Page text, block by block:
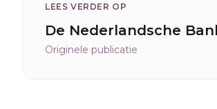
LEES VERDER OP
De Nederlandsche
Originele publicatie